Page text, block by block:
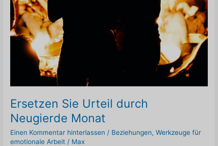
Ersetzen Sie Urteil durch
Neugierde Monat
Einen Kommentar hinterlassen / Beziehungen,Werkzeuge für
emotionale Arbeit / Max